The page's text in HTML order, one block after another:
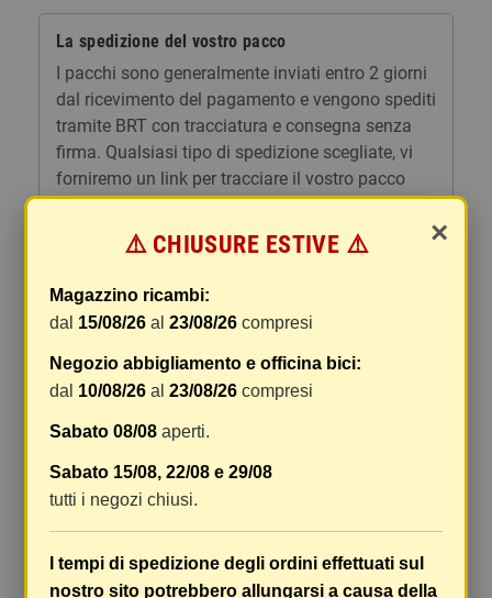
La spedizione del vostro pacco
I pacchi sono generalmente inviati entro 2 giorni
dal ricevimento del pagamento e vengono spediti
tramite BRT con tracciatura e consegna senza
firma. Qualsiasi tipo di spedizione scegliate, vi
forniremo un link per tracciare il vostro pacco
online.
Le spese di spedizione comprendono gli oneri di
di gestione sono fissi, mentre i costi di trasporto
variano a seconda del peso totale della
vostri articoli in un unico ordine. Non ci è
possibile raggruppare due ordini distinti
effettuati separatamente, pertanto le spese di
essi. Il vostro pacco sarà inviato a vostro rischio,
ma viene prestata un'attenzione particolare in
caso di oggetti fragili.
Le scatole hanno dimensioni adeguatamente
×
⚠️ CHIUSURE ESTIVE ⚠️
Magazzino ricambi:
dal 15/08/26 al23/08/26 compresi
Negozio abbigliamento e officina bici:
dal 10/08/26 al23/08/26 compresi
Sabato 08/08 aperti.
Sabato 15/08, 22/08 e 29/08
tutti i negozi chiusi.
I tempi di spedizione degli ordini effettuati sul
nostro sito potrebbero allungarsi a causa della